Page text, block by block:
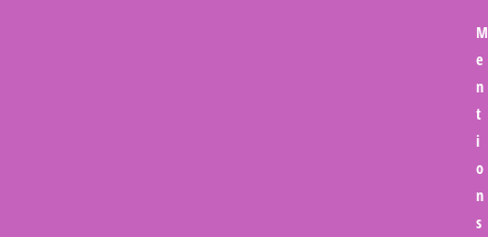
M
e
n
t
i
o
n
s